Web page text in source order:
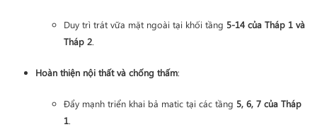
Duy trì trát vữa mặt ngoài tại khối tầng 5-14 của Tháp 1 và
Tháp 2.
Hoàn thiện nội thất và chống thấm:
Đẩy mạnh triển khai bả matic tại các tầng 5, 6, 7 của Tháp
1.